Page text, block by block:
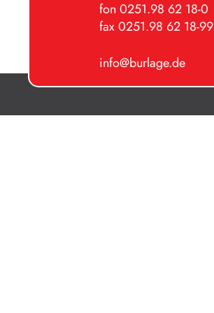
fon 0251.98 62 18-0
fax 0251.98 62 18-99
info@burlage.de